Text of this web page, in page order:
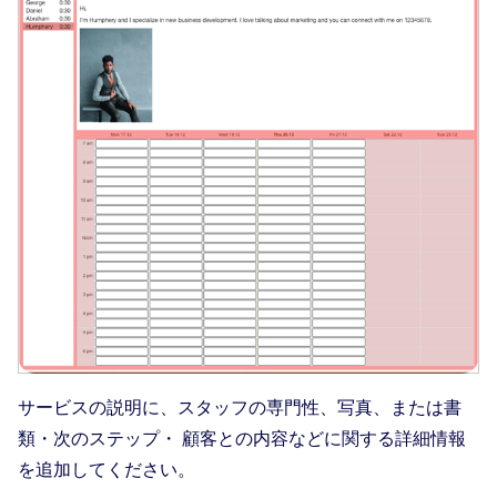
サービスの説明に、スタッフの専門性、写真、または書
類・次のステップ・ 顧客との内容などに関する詳細情報
を追加してください。